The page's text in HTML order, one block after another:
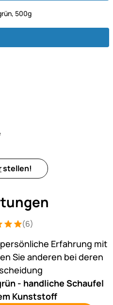
500g
stellen!
5 von 5 (6 Bewertungen)
(6)
Erfahrung mit
Sie anderen bei deren
- handliche Schaufel
Kunststoff